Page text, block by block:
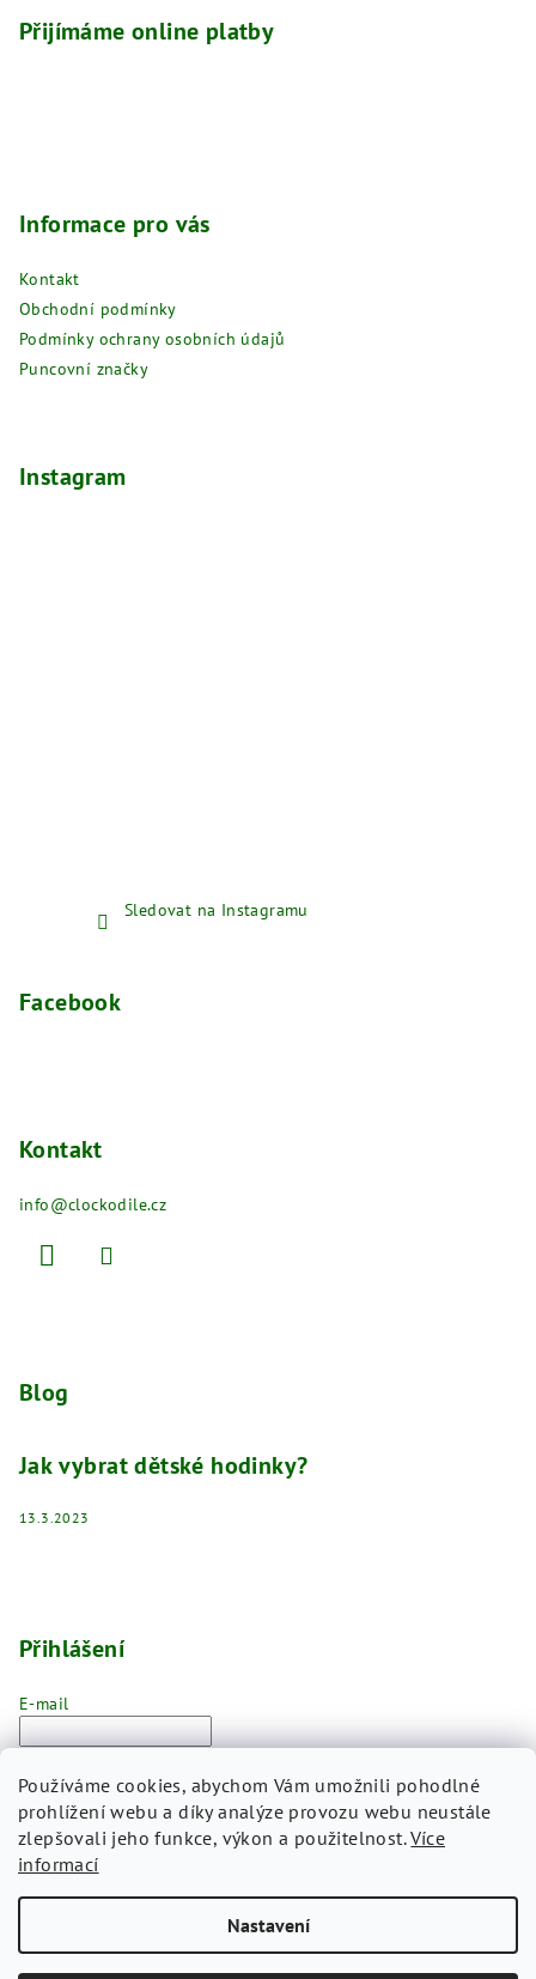
Používáme cookies, abychom Vám umožnili pohodlné
prohlížení webu a díky analýze provozu webu neustále
zlepšovali jeho funkce, výkon a použitelnost.Více
informací
Nastavení
Přijímáme online platby
Informace pro vás
Kontakt
Obchodní podmínky
Podmínky ochrany osobních údajů
Puncovní značky
Instagram
Sledovat na Instagramu
Facebook
Kontakt
info@clockodile.cz
Blog
Jak vybrat dětské hodinky?
13.3.2023
Přihlášení
E-mail
Přihlásit se
Nová registrace